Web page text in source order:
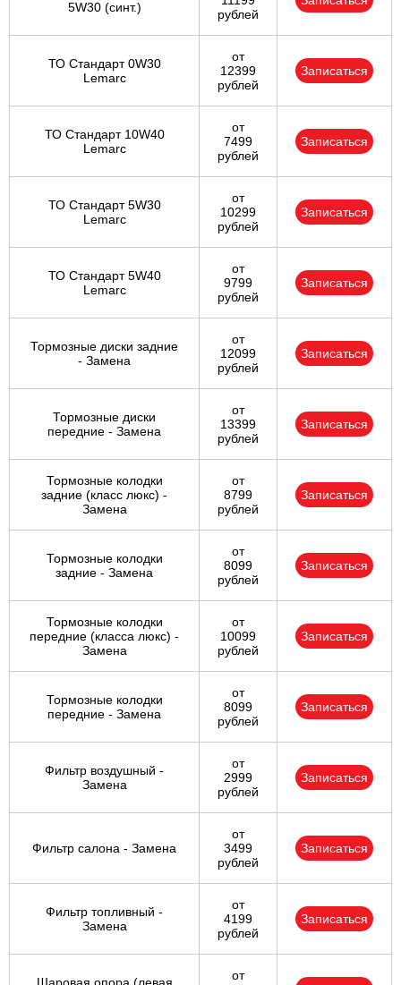
5W30 (синт.)
рублей
ТО Стандарт 0W30
Lemarc
от
12399
рублей
Записаться
ТО Стандарт 10W40
Lemarc
от
7499
рублей
Записаться
ТО Стандарт 5W30
Lemarc
от
10299
рублей
Записаться
ТО Стандарт 5W40
Lemarc
от
9799
рублей
Записаться
Тормозные диски задние
- Замена
от
12099
рублей
Записаться
Тормозные диски
передние - Замена
от
13399
рублей
Записаться
Тормозные колодки
задние (класс люкс) -
Замена
от
8799
рублей
Записаться
Тормозные колодки
задние - Замена
от
8099
рублей
Записаться
Тормозные колодки
передние (класса люкс) -
Замена
от
10099
рублей
Записаться
Тормозные колодки
передние - Замена
от
8099
рублей
Записаться
Фильтр воздушный -
Замена
от
2999
рублей
Записаться
Фильтр салона - Замена
от
3499
рублей
Записаться
Фильтр топливный -
Замена
от
4199
рублей
Записаться
от